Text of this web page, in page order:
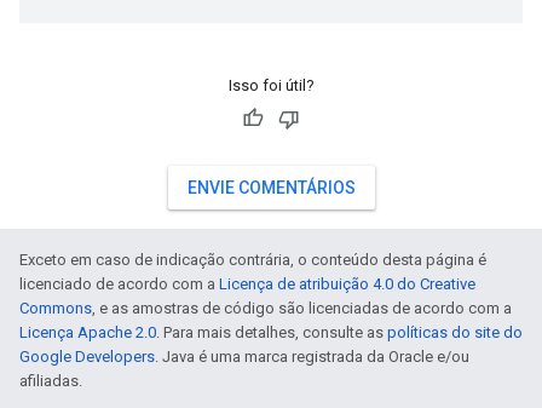
Isso foi útil?
ENVIE COMENTÁRIOS
Exceto em caso de indicação contrária, o conteúdo desta página é
licenciado de acordo com a Licença de atribuição 4.0 do Creative
Commons, e as amostras de código são licenciadas de acordo com a
Licença Apache 2.0. Para mais detalhes, consulte as políticas do site do
Google Developers. Java é uma marca registrada da Oracle e/ou
afiliadas.